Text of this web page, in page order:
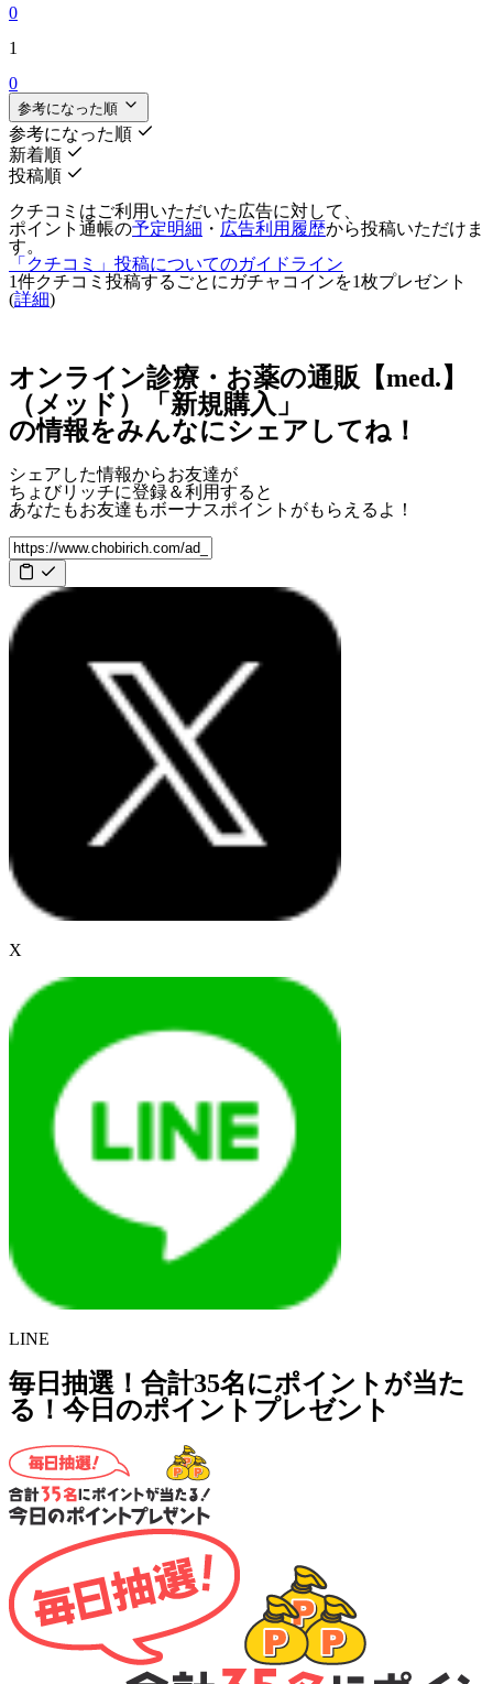
0
1
0
参考になった順
参考になった順
新着順
投稿順
クチコミはご利用いただいた広告に対して、
ポイント通帳の予定明細 ・ 広告利用履歴から投稿いただけま
す。
「クチコミ」投稿についてのガイドライン
1件クチコミ投稿するごとに ガチャコインを1枚プレゼント
(詳細)
オンライン診療・お薬の通販【med.】
（メッド）「新規購入」
の情報をみんなにシェアしてね！
シェアした情報からお友達が
ちょびリッチに登録＆利用すると
あなたもお友達もボーナスポイント がもらえるよ！
X
LINE
毎日抽選！合計35名にポイントが当た
る！今日のポイントプレゼント